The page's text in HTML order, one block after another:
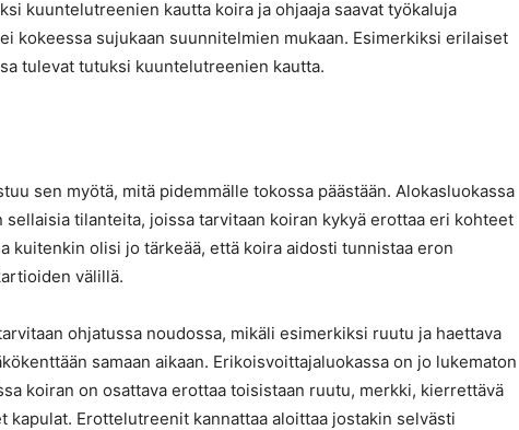
kuuntelutreenien kautta koira ja ohjaaja saavat työkaluja
kokeessa sujukaan suunnitelmien mukaan. Esimerkiksi erilaiset
tulevat tutuksi kuuntelutreenien kautta.
sen myötä, mitä pidemmälle tokossa päästään. Alokasluokassa
tilanteita, joissa tarvitaan koiran kykyä erottaa eri kohteet
kuitenkin olisi jo tärkeää, että koira aidosti tunnistaa eron
välillä.
ohjatussa noudossa, mikäli esimerkiksi ruutu ja haettava
samaan aikaan. Erikoisvoittajaluokassa on jo lukematon
koiran on osattava erottaa toisistaan ruutu, merkki, kierrettävä
kapulat. Erottelutreenit kannattaa aloittaa jostakin selvästi